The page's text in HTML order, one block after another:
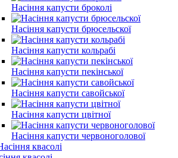
Насіння капусти броколі
Насіння капусти брюсельскої
Насіння капусти кольрабі
Насіння капусти пекінської
Насіння капусти савойської
Насіння капусти цвітної
Насіння капусти червоноголової